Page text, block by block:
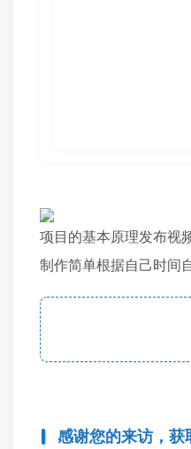
项目的基本原理发布视
制作简单根据自己时间
感谢您的来访，获